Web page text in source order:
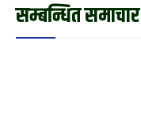
सम्बन्धित समाचार